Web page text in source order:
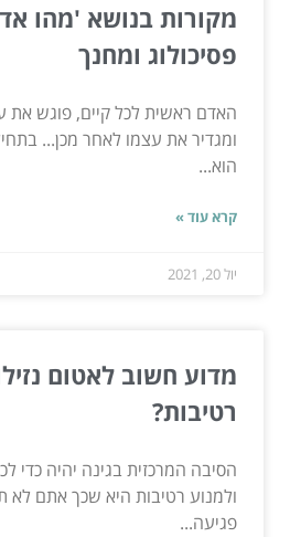
מקורות בנושא 'מהו
פסיכולוג ומחנך
האדם ראשית לכל קיים, פוגש את
ומגדיר את עצמו לאחר מכן...
הוא...
קרא עוד »
יול 20, 2021
מדוע חשוב לאטום
רטיבות?
הסיבה המרכזית בגינה יהיה כדי
ולמנוע רטיבות היא שכך אתם לא
פגיעה...